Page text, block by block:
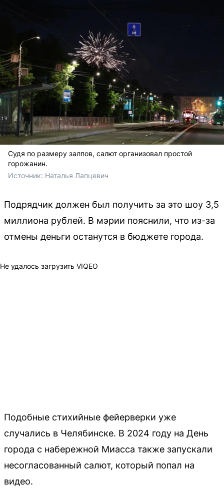
Судя по размеру залпов, салют организовал простой
горожанин.
Источник: Наталья Лапцевич
Подрядчик должен был получить за это шоу 3,5
миллиона рублей. В мэрии пояснили, что из-за
отмены деньги останутся в бюджете города.
Не удалось загрузить VIQEO
Подобные стихийные фейерверки уже
случались в Челябинске. В 2024 году на День
города с набережной Миасса также запускали
несогласованный салют, который попал на
видео.